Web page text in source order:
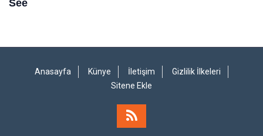
Anasayfa Künye İletişim
Gizlilik İlkeleri
Sitene Ekle